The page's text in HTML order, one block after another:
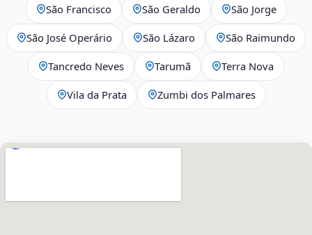
São Francisco São Geraldo São Jorge
São José Operário São Lázaro São Raimundo
Tancredo Neves Tarumã Terra Nova
Vila da Prata Zumbi dos Palmares